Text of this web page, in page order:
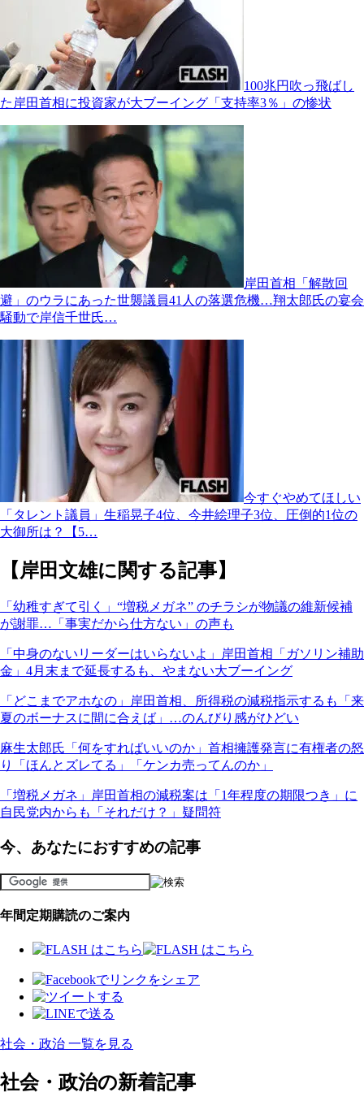
100兆円吹っ飛ばし
た岸田首相に投資家が大ブーイング「支持率3％」の惨状
岸田首相「解散回
避」のウラにあった世襲議員41人の落選危機…翔太郎氏の宴会
騒動で岸信千世氏…
今すぐやめてほしい
「タレント議員」生稲晃子4位、今井絵理子3位、圧倒的1位の
大御所は？【5…
【岸田文雄に関する記事】
「幼稚すぎて引く」“増税メガネ” のチラシが物議の維新候補
が謝罪…「事実だから仕方ない」の声も
「中身のないリーダーはいらないよ」岸田首相「ガソリン補助
金」4月末まで延長するも、やまない大ブーイング
「どこまでアホなの」岸田首相、所得税の減税指示するも「来
夏のボーナスに間に合えば」…のんびり感がひどい
麻生太郎氏「何をすればいいのか」首相擁護発言に有権者の怒
り「ほんとズレてる」「ケンカ売ってんのか」
「増税メガネ」岸田首相の減税案は「1年程度の期限つき」に
自民党内からも「それだけ？」疑問符
今、あなたにおすすめの記事
年間定期購読のご案内
社会・政治 一覧を見る
社会・政治の新着記事